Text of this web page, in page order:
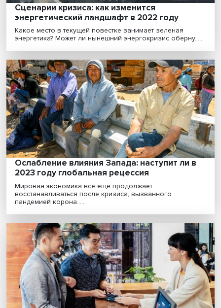
Сценарии кризиса: как изменится
энергетический ландшафт в 2022 году
Какое место в текущей повестке занимает зеленая
энергетика? Может ли нынешний энергокризис